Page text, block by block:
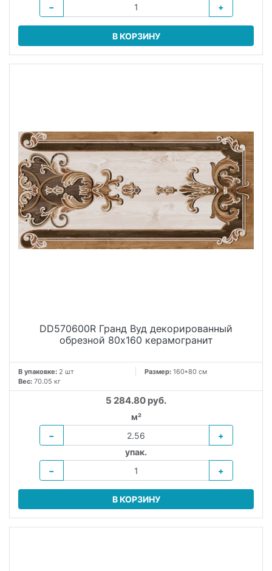
−
+
В КОРЗИНУ
DD570600R Гранд Вуд декорированный
обрезной 80x160 керамогранит
В упаковке: 2 шт Размер: 160*80 см
Вес: 70.05 кг
5 284.80 руб.
м²
−
+
упак.
−
+
В КОРЗИНУ